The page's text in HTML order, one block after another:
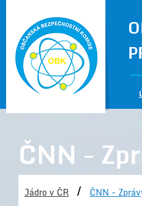
ČNN -
Jádro v ČR / ČNN -